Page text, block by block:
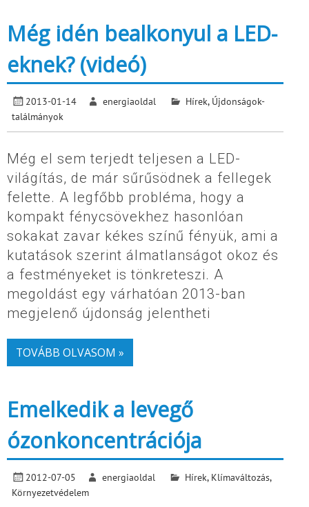
Még idén bealkonyul a LED-
eknek? (videó)
2013-01-14 energiaoldal Hírek, Újdonságok-
találmányok
Még el sem terjedt teljesen a LED-
világítás, de már sűrűsödnek a fellegek
felette. A legfőbb probléma, hogy a
kompakt fénycsövekhez hasonlóan
sokakat zavar kékes színű fényük, ami a
kutatások szerint álmatlanságot okoz és
a festményeket is tönkreteszi. A
megoldást egy várhatóan 2013-ban
megjelenő újdonság jelentheti
TOVÁBB OLVASOM »
Emelkedik a levegő
ózonkoncentrációja
2012-07-05 energiaoldal Hírek, Klímaváltozás,
Környezetvédelem